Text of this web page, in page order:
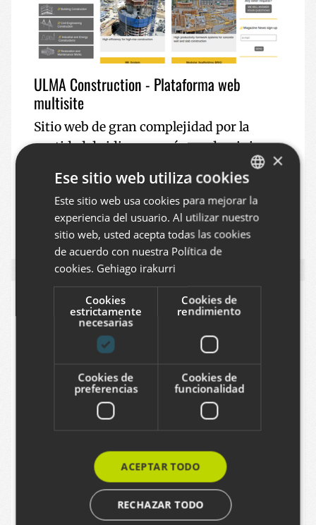
ULMA Construction - Plataforma web
multisite
Sitio web de gran complejidad por la
cantidad de idiomas, países y dominios
EMPRESAS MULTILINGUE
RESPONSIVE
2014
PLONE INDUSTRIA
ULMA Packaging
BASQUE
SPANISH
×
Ese sitio web utiliza cookies
Este sitio web usa cookies para mejorar la
experiencia del usuario. Al utilizar nuestro
sitio web, usted acepta todas las cookies
de acuerdo con nuestra Política de
cookies. Gehiago irakurri
Cookies
estrictamente
necesarias
Cookies de
rendimiento
Cookies de
preferencias
Cookies de
funcionalidad
ACEPTAR TODO
RECHAZAR TODO